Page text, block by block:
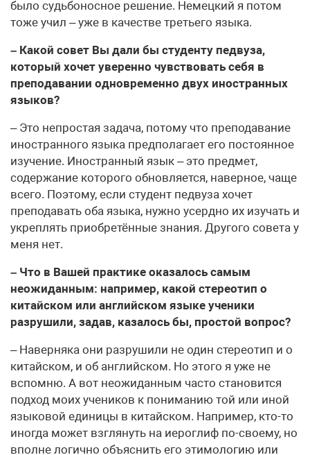
было судьбоносное решение. Немецкий я потом
тоже учил – уже в качестве третьего языка.
– Какой совет Вы дали бы студенту педвуза,
который хочет уверенно чувствовать себя в
преподавании одновременно двух иностранных
языков?
– Это непростая задача, потому что преподавание
иностранного языка предполагает его постоянное
изучение. Иностранный язык – это предмет,
содержание которого обновляется, наверное, чаще
всего. Поэтому, если студент педвуза хочет
преподавать оба языка, нужно усердно их изучать и
укреплять приобретённые знания. Другого совета у
меня нет.
– Что в Вашей практике оказалось самым
неожиданным: например, какой стереотип о
китайском или английском языке ученики
разрушили, задав, казалось бы, простой вопрос?
– Наверняка они разрушили не один стереотип и о
китайском, и об английском. Но этого я уже не
вспомню. А вот неожиданным часто становится
подход моих учеников к пониманию той или иной
языковой единицы в китайском. Например, кто-то
иногда может взглянуть на иероглиф по-своему, но
вполне логично объяснить его этимологию или